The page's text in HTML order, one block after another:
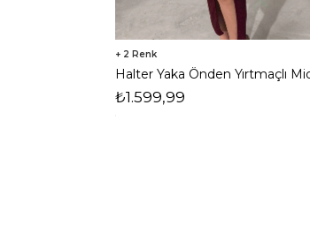
2
₺1.599,99